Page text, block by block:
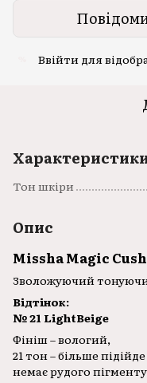
Ввійти для
Тон шкіри
Опис
Missha Magic
Зволожуючий
Відтінок:
№ 21 LightBeige
Фініш – вологий,
21 тон – більше
немає рудого пігменту